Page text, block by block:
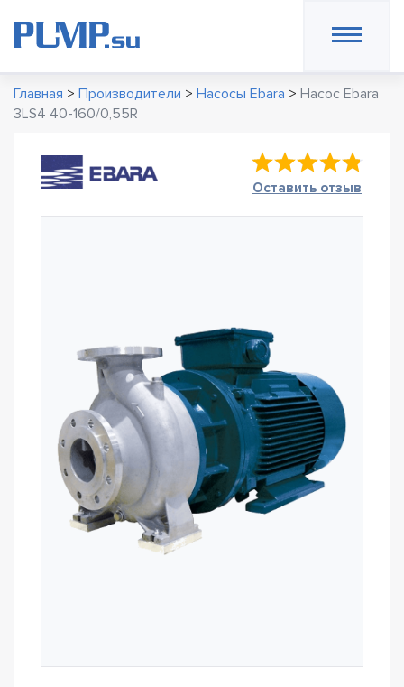
Главная > Производители > Насосы Ebara > Насос Ebara
3LS4 40-160/0,55R
Оставить отзыв